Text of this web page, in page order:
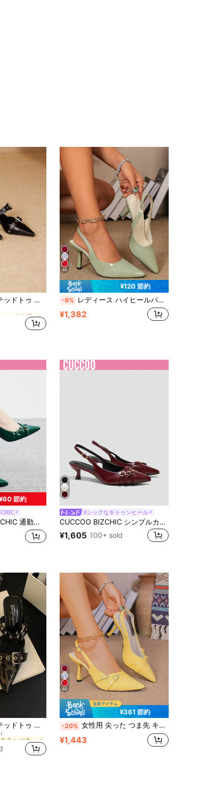
レディース ポインテッドトゥ ハーフスリッポン ファッション シルバー ハイヒール ミュールシューズ スティレットヒール
プレーン 女性用パンプス
プレーン 女性用パンプス
40
¥120 節約
-8% レディース ハイヒールパンプス 細いヒール エレガント ポインテッドトゥ キトゥンヒールシューズ 伸縮性バック クローズドトゥサンダル
¥1,382
節約
ッドトゥパンプス(レディース)
#シックなキトゥンヒール
CUCCOO BIZCHIC シンプルカジュアル 無地 尖った先端 レディースパンプス
¥1,605 100+ sold
レディース ポインテッドトゥ ハーフスリングバック ミュール ハイヒールシューズ ファッション シルバー スティレットパンプス アウトドア用
テクスチャパターン 女性用パンプス
テクスチャパターン 女性用パンプス
40
¥361 節約
-20% 女性用 尖った つま先 キトゥンヒール スリッポン サンダル
¥1,443